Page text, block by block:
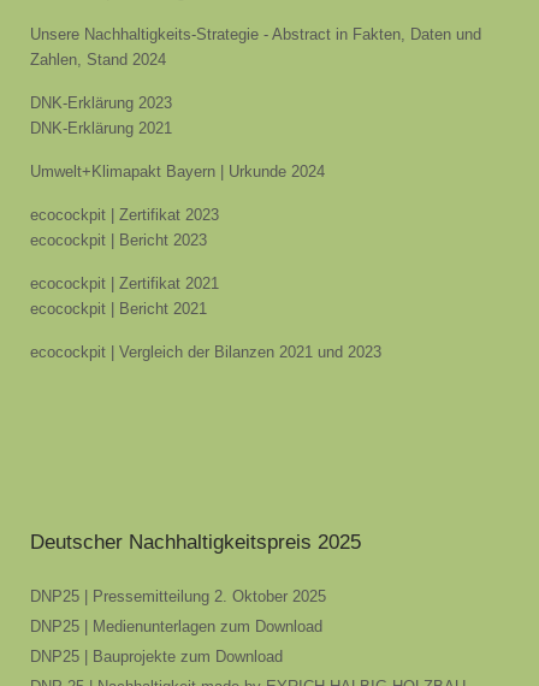
Unsere Nachhaltigkeits-Strategie - Abstract in Fakten, Daten und
Zahlen, Stand 2024
DNK-Erklärung 2023
DNK-Erklärung 2021
Umwelt+Klimapakt Bayern | Urkunde 2024
ecocockpit | Zertifikat 2023
ecocockpit | Bericht 2023
ecocockpit | Zertifikat 2021
ecocockpit | Bericht 2021
ecocockpit | Vergleich der Bilanzen 2021 und 2023
Deutscher Nachhaltigkeitspreis 2025
DNP25 | Pressemitteilung 2. Oktober 2025
DNP25 | Medienunterlagen zum Download
DNP25 | Bauprojekte zum Download